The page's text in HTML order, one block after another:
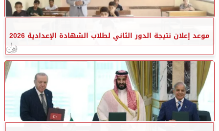
موعد إعلان نتيجة الدور الثاني لطلاب الشهادة الإعدادية 2026